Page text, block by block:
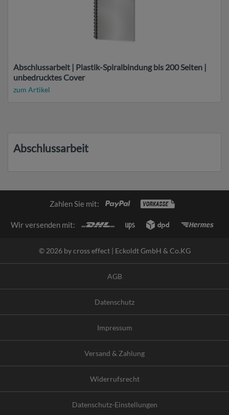
Abschlussarbeit | Plastik-Spiralbindung bis 200 Seiten |
unbedrucktes Cover
zum Artikel
Abschlussarbeit
Zahlen Sie mit:
Wir versenden mit:
© 2026 by cross effect | Eckoldt GmbH & Co.KG
AGB
Datenschutz
Impressum
Versand & Zahlung
Widerrufsrecht
Datenschutz-Einstellungen